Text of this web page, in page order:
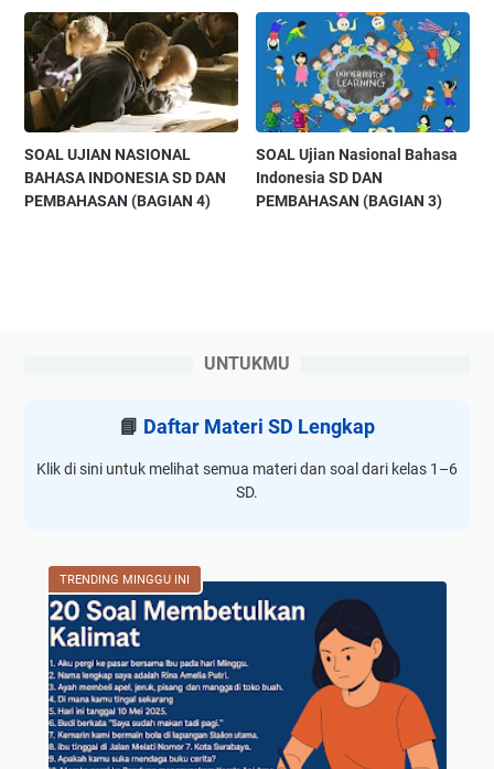
SOAL UJIAN NASIONAL
BAHASA INDONESIA SD DAN
PEMBAHASAN (BAGIAN 4)
SOAL Ujian Nasional Bahasa
Indonesia SD DAN
PEMBAHASAN (BAGIAN 3)
UNTUKMU
📘 Daftar Materi SD Lengkap
Klik di sini untuk melihat semua materi dan soal dari kelas 1–6
SD.
TRENDING MINGGU INI